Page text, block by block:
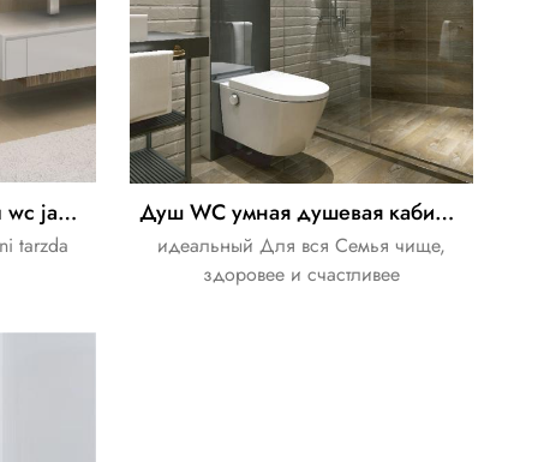
elektrikli taharet musluğu wc japonya toilette bide led bide Toilettensitz
tarzda
Душ WC умная душевая кабина биде биде биде
идеальный Для вся Семья чище,
здоровее и счастливее